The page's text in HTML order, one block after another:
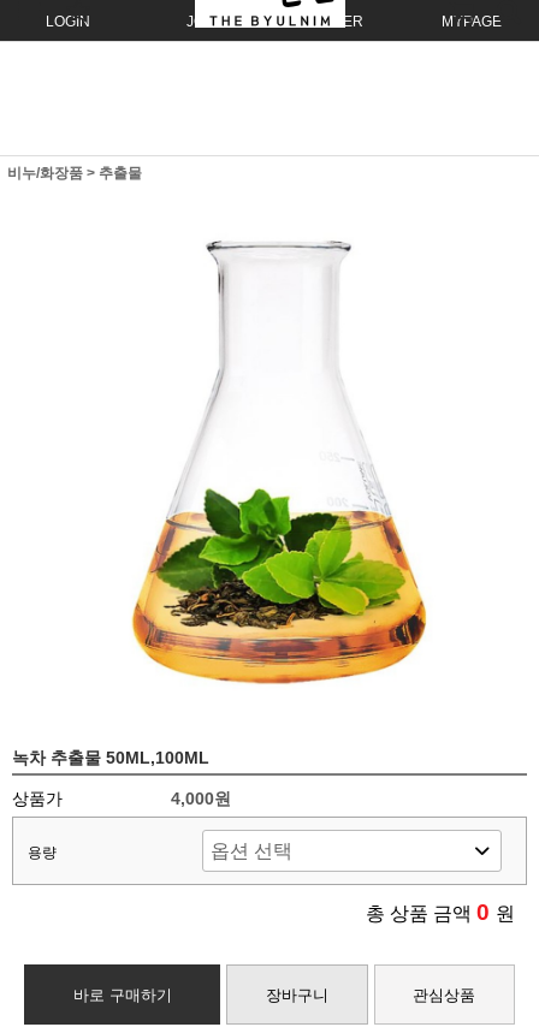
LOGIN JOIN ORDER MYPAGE
비누/화장품 > 추출물
녹차 추출물 50ML,100ML
상품가 4,000원
용량
총 상품 금액 0 원
바로 구매하기 장바구니 관심상품